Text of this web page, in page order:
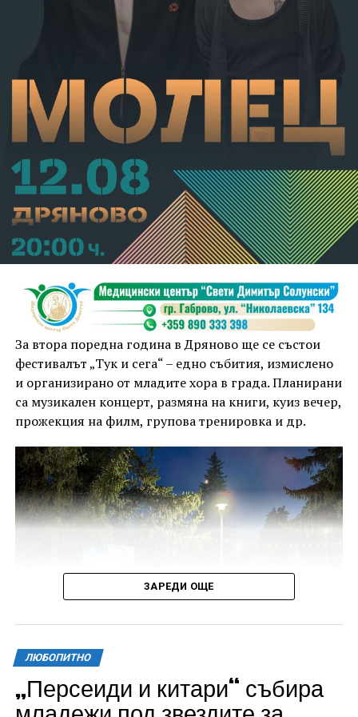
За втора поредна година в Дряново ще се състои
фестивалът „Тук и сега“ – едно събития, измислено
и организирано от младите хора в града. Планирани
са музикален концерт, размяна на книги, куиз вечер,
прожекция на филм, групова тренировка и др.
Всички събития ще се проведат в парк „Максим
ЗАРЕДИ ОЩЕ
ЛЮБОПИТНО
„Персеиди и китари“ събира